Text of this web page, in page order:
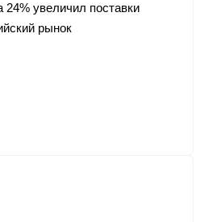
24% увеличил поставки
рынок